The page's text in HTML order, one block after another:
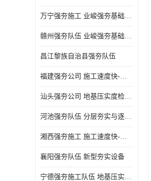
万宁强夯施工 业峻强夯基础工程
赣州强夯队伍 业峻强夯基础工程
昌江黎族自治县强夯队伍
福建强夯公司 施工速度快-施耐用性强
汕头强夯公司 地基压实度检测方法与标准
河池强夯队伍 分层夯实与逐层检测技术
湘西强夯施工 施工速度快-施耐用性强
襄阳强夯队伍 新型夯实设备
宁德强夯施工队伍 地基压实度检测方法与标准